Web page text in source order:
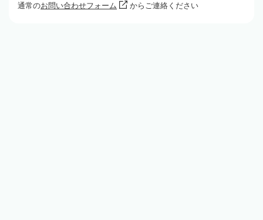
通常のお問い合わせフォーム からご連絡ください